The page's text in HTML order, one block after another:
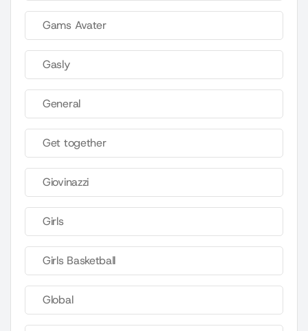
Gams Avater
Gasly
General
Get together
Giovinazzi
Girls
Girls Basketball
Global